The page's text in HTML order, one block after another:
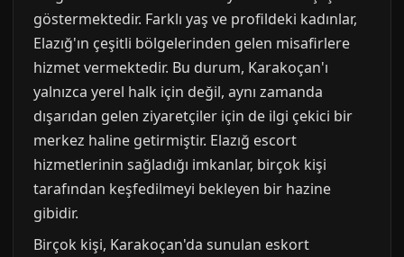
göstermektedir. Farklı yaş ve profildeki kadınlar,
Elazığ'ın çeşitli bölgelerinden gelen misafirlere
hizmet vermektedir. Bu durum, Karakoçan'ı
yalnızca yerel halk için değil, aynı zamanda
dışarıdan gelen ziyaretçiler için de ilgi çekici bir
merkez haline getirmiştir. Elazığ escort
hizmetlerinin sağladığı imkanlar, birçok kişi
tarafından keşfedilmeyi bekleyen bir hazine
gibidir.
Birçok kişi, Karakoçan'da sunulan eskort